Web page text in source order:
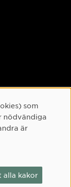
som
nödvändiga
är
alla kakor